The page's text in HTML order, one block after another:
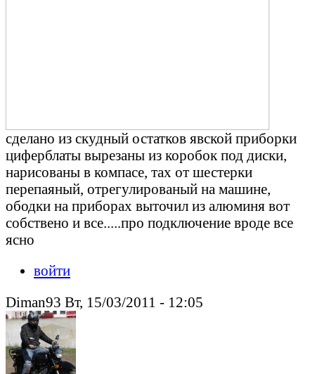
сделано из скудный остатков явской приборки
циферблаты вырезаны из коробок под диски,
нарисованы в компасе, тах от шестерки
перепаяный, отрегулированый на машине,
ободки на приборах выточил из алюминя вот
собствено и все.....про подключение вроде все
ясно
войти
Diman93 Вт, 15/03/2011 - 12:05